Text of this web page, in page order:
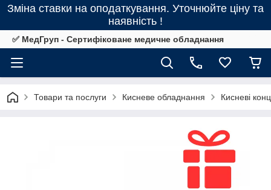
Зміна ставки на оподаткування. Уточнюйте ціну та
наявність !
✅ МедГруп - Сертифіковане медичне обладнання
Товари та послуги Кисневе обладнання Кисневі